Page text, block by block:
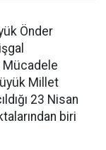
Önder
Mücadele
Millet
23 Nisan
biri